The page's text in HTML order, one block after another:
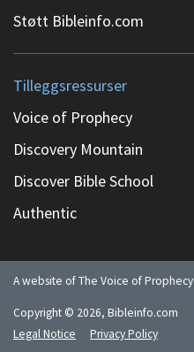
Støtt Bibleinfo.com
Tilleggsressurser
Voice of Prophecy
Discovery Mountain
Discover Bible School
Authentic
A website of The Voice of Prophecy
Copyright © 2026, Bibleinfo.com
Legal Notice
Privacy Policy